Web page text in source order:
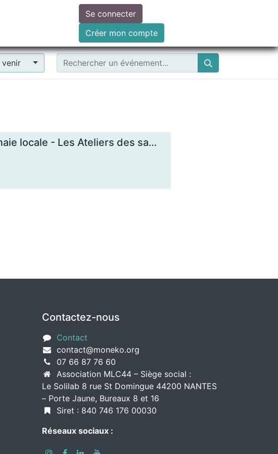
Faire un don
Se connecter
Créer mon compte
venir
Comprendre les enjeux de la monnaie locale - Les Ateliers des savoirs
Contactez-nous
Contact
contact@moneko.org
07 66 87 76 60
Association MLC44 – Siège social :
Le Solilab 8 rue St Domingue 44200 NANTES
– Porte Jaune, Bureaux 8 et 16
Siret : 840 746 176 00030
Réseaux sociaux :